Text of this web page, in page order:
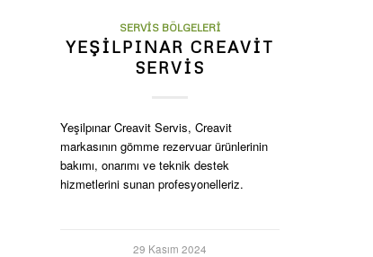
SERVIS BÖLGELERI
YEŞILPINAR CREAVIT
SERVIS
Yeşilpınar Creavit Servis, Creavit
markasının gömme rezervuar ürünlerinin
bakımı, onarımı ve teknik destek
hizmetlerini sunan profesyonelleriz.
29 Kasım 2024